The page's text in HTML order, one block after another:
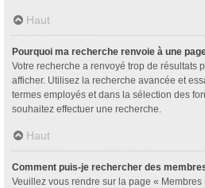
Haut
Pourquoi ma recherche renvoie à une
Votre recherche a renvoyé trop de résultats
afficher. Utilisez la recherche avancée et
termes employés et dans la sélection des
souhaitez effectuer une recherche.
Haut
Comment puis-je rechercher des
Veuillez vous rendre sur la page «